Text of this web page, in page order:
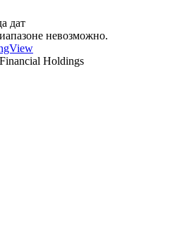
дат
невозможно.
Holdings